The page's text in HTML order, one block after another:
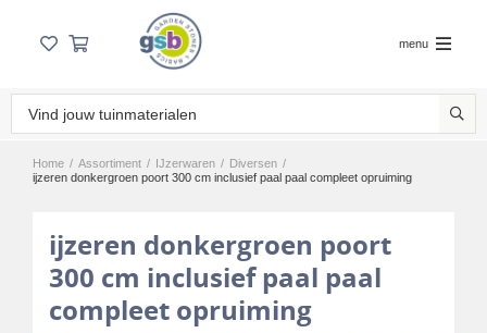
menu
Home / Assortiment / IJzerwaren / Diversen /
ijzeren donkergroen poort 300 cm inclusief paal paal compleet opruiming
ijzeren donkergroen poort
300 cm inclusief paal paal
compleet opruiming